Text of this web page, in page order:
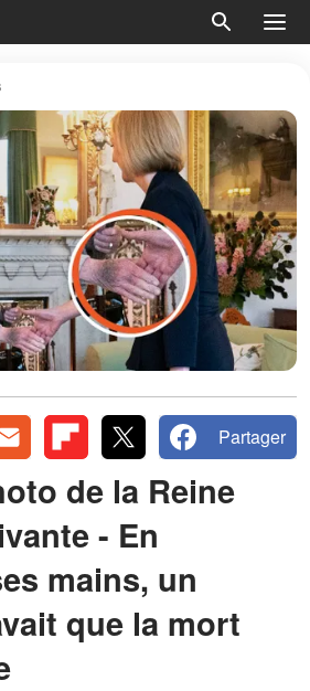
Partager
de la Reine
- En
mains, un
que la mort